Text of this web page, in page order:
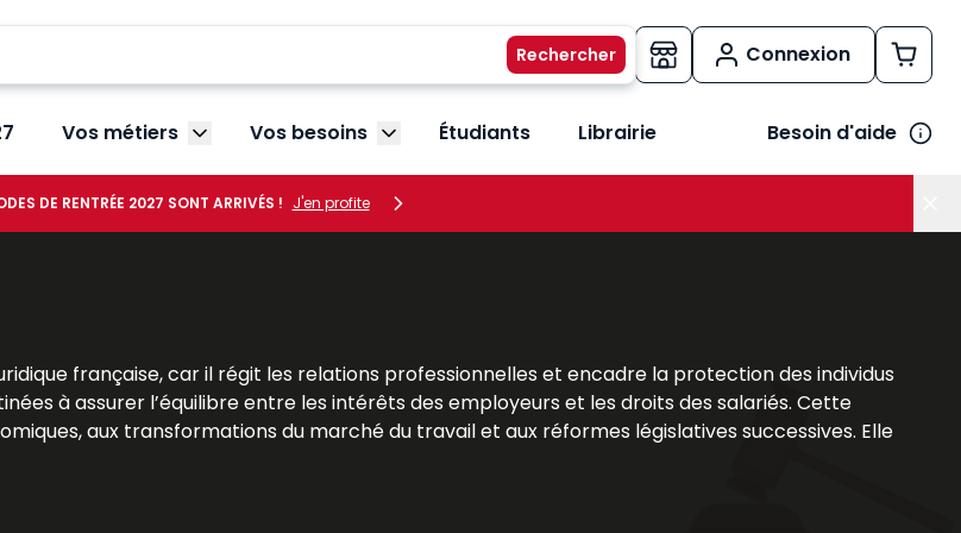
Connexion
Vos métiers Afficher le sous-menu Vos métiers
Vos besoins Afficher le sous-menu Vos besoins
Étudiants Librairie Besoin d'aide
DE RENTRÉE 2027 SONT ARRIVÉS ! J'en profite
française, car il régit les relations professionnelles et encadre la protection des individus
à assurer l’équilibre entre les intérêts des employeurs et les droits des salariés. Cette
aux transformations du marché du travail et aux réformes législatives successives. Elle
les professionnels des ressources humaines, car elle conditionne la gestion quotidienne des
Les ouvrages Lefebvre Dalloz offrent une expertise de référence en droit social, associant